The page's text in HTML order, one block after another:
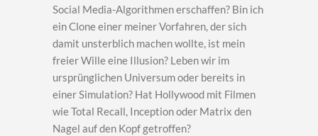
Social Media-Algorithmen erschaffen? Bin ich
ein Clone einer meiner Vorfahren, der sich
damit unsterblich machen wollte, ist mein
freier Wille eine Illusion? Leben wir im
ursprünglichen Universum oder bereits in
einer Simulation? Hat Hollywood mit Filmen
wie Total Recall, Inception oder Matrix den
Nagel auf den Kopf getroffen?